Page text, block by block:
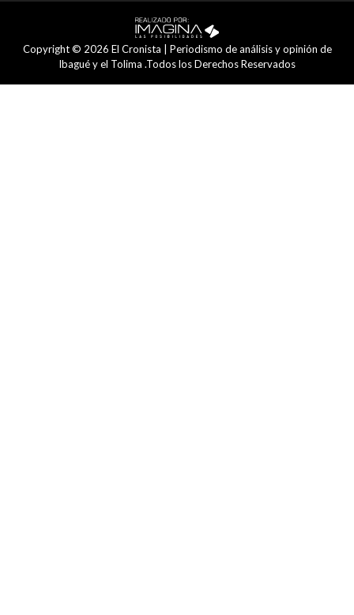
Copyright © 2026 El Cronista | Periodismo de análisis y opinión de
Ibagué y el Tolima .Todos los Derechos Reservados